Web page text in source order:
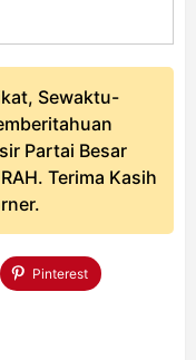
Sewaktu-
Partai Besar
Terima Kasih
Pinterest